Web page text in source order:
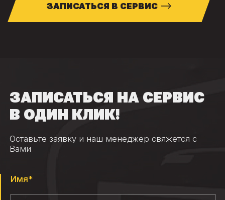
ЗАПИСАТЬСЯ В СЕРВИС
ЗАПИСАТЬСЯ НА СЕРВИС
В ОДИН КЛИК!
Оставьте заявку и наш менеджер свяжется с
Вами
Имя*